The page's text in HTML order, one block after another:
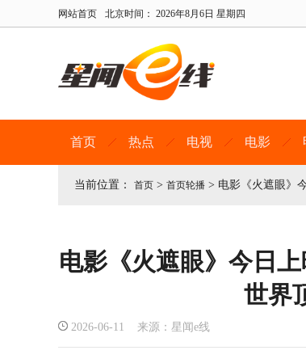
网站首页 北京时间： 2026年8月6日 星期四
首页 热点 电视 电影
当前位置： 首页 > 首页轮播 > 电影《火遮眼》
电影《火遮眼》今日
世界
2026-06-11 来源：星闻e线